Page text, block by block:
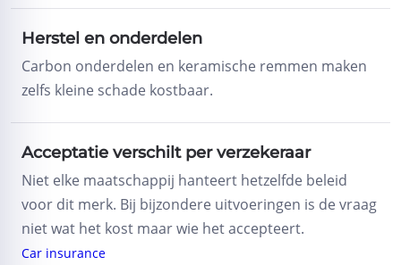
Herstel en onderdelen
Carbon onderdelen en keramische remmen maken
zelfs kleine schade kostbaar.
Acceptatie verschilt per verzekeraar
Niet elke maatschappij hanteert hetzelfde beleid
voor dit merk. Bij bijzondere uitvoeringen is de vraag
niet wat het kost maar wie het accepteert.
Car insurance